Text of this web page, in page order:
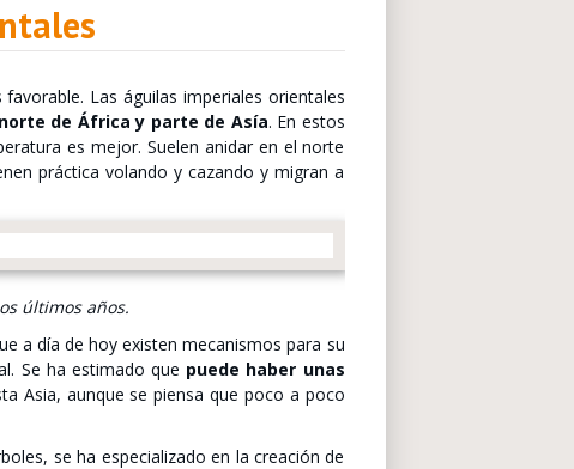
Las águilas imperiales orientales
de África y parte de Asía. En estos
es mejor. Suelen anidar en el norte
práctica volando y cazando y migran a
últimos años.
a día de hoy existen mecanismos para su
Se ha estimado que puede haber unas
Asia, aunque se piensa que poco a poco
se ha especializado en la creación de